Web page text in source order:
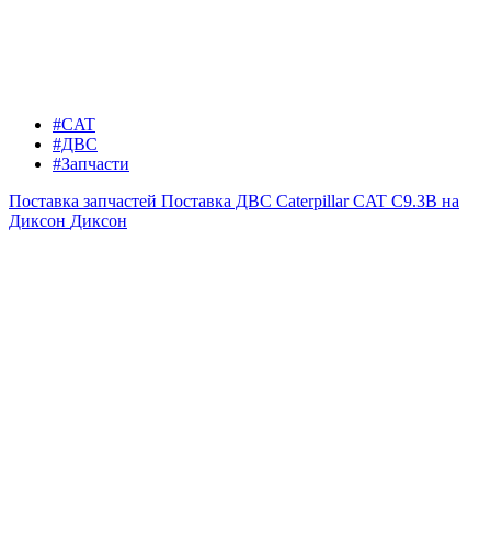
#CAT
#ДВС
#Запчасти
Поставка запчастей Поставка ДВС Caterpillar CAT C9.3B на
Диксон Диксон